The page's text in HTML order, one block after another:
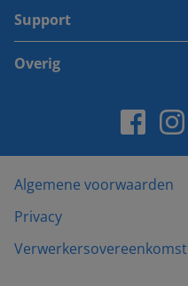
Support
Overig
Algemene voorwaarden
Privacy
Verwerkersovereenkomst